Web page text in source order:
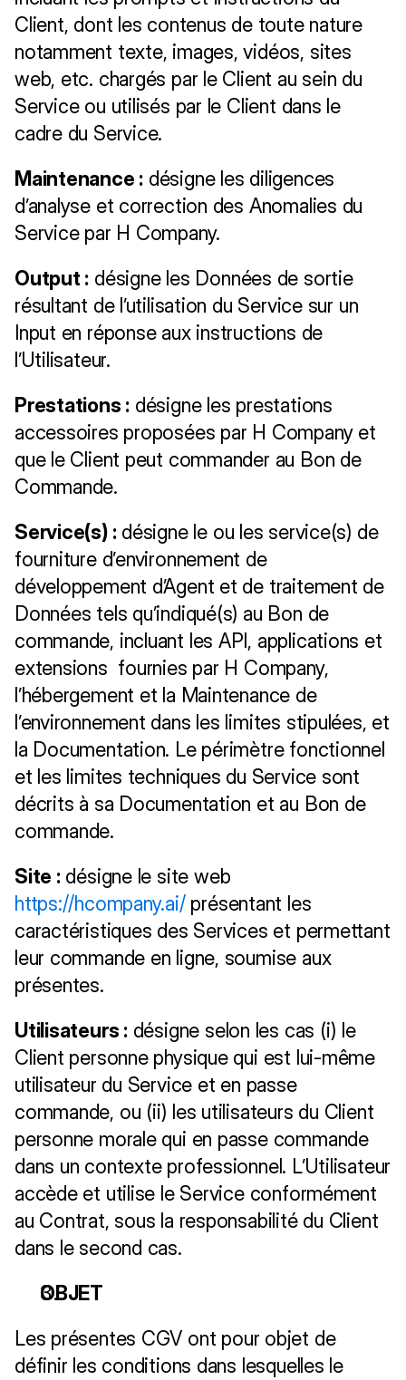
Client, dont les contenus de toute nature
notamment texte, images, vidéos, sites
web, etc. chargés par le Client au sein du
Service ou utilisés par le Client dans le
cadre du Service.
Maintenance : désigne les diligences
d’analyse et correction des Anomalies du
Service par H Company.
Output : désigne les Données de sortie
résultant de l’utilisation du Service sur un
Input en réponse aux instructions de
l’Utilisateur.
Prestations : désigne les prestations
accessoires proposées par H Company et
que le Client peut commander au Bon de
Commande.
Service(s) : désigne le ou les service(s) de
fourniture d’environnement de
développement d’Agent et de traitement de
Données tels qu’indiqué(s) au Bon de
commande, incluant les API, applications et
extensions  fournies par H Company,
l’hébergement et la Maintenance de
l’environnement dans les limites stipulées, et
la Documentation. Le périmètre fonctionnel
et les limites techniques du Service sont
décrits à sa Documentation et au Bon de
commande.
Site :
https://hcompany.ai/ présentant les
caractéristiques des Services et permettant
leur commande en ligne, soumise aux
présentes.
Utilisateurs : désigne selon les cas (i) le
Client personne physique qui est lui-même
utilisateur du Service et en passe
commande, ou (ii) les utilisateurs du Client
personne morale qui en passe commande
dans un contexte professionnel. L’Utilisateur
accède et utilise le Service conformément
au Contrat, sous la responsabilité du Client
dans le second cas.
OBJET
Les présentes CGV ont pour objet de
définir les conditions dans lesquelles le